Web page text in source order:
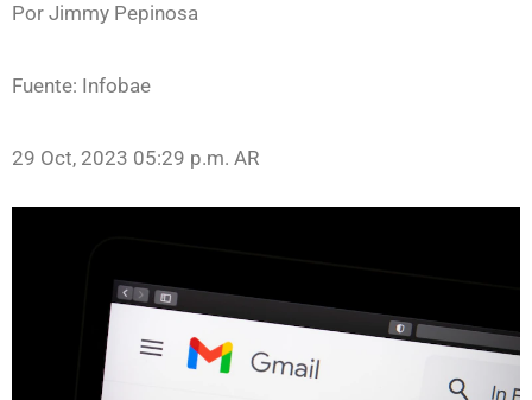
Por Jimmy Pepinosa
Fuente: Infobae
29 Oct, 2023 05:29 p.m. AR